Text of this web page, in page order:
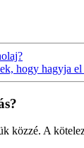
hogy hagyja
közzé. A